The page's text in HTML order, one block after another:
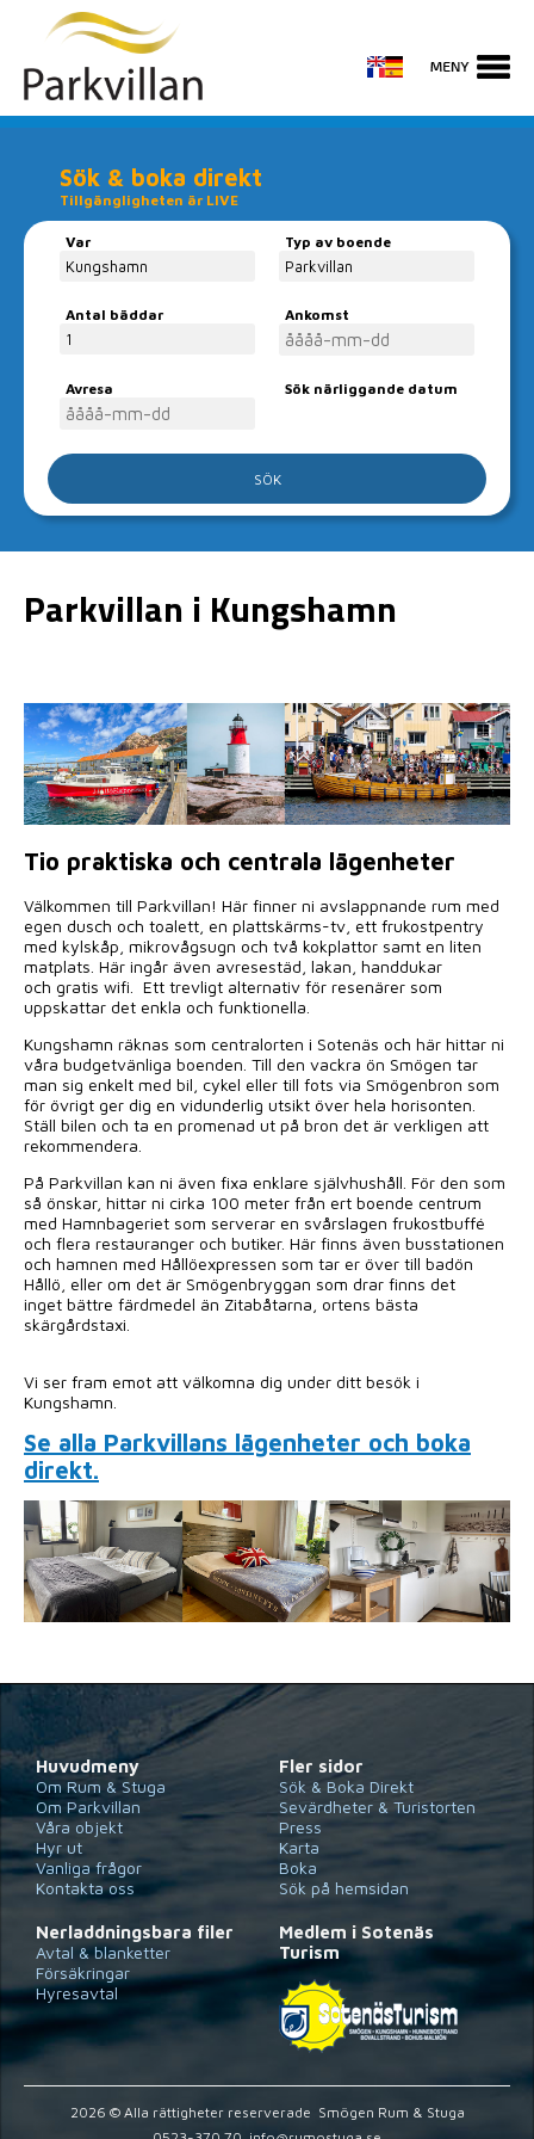
Sök & boka direkt
Tillgängligheten är LIVE
Var Typ av boende
Antal bäddar Ankomst
Avresa Sök närliggande datum
Centrala
lägenheter i
Kungshamn nära
Smögen.
och en kort båtfärd till Smögenbryggan.
Parkvillan i Kungshamn
Tio praktiska och centrala lägenheter
Välkommen till Parkvillan! Här finner ni avslappnande rum med
egen dusch och toalett, en plattskärms-tv, ett frukostpentry
med kylskåp, mikrovågsugn och två kokplattor samt en liten
matplats. Här ingår även avresestäd, lakan, handdukar
och gratis wifi. Ett trevligt alternativ för resenärer som
uppskattar det enkla och funktionella.
Kungshamn räknas som centralorten i Sotenäs och här hittar ni
våra budgetvänliga boenden. Till den vackra ön Smögen tar
man sig enkelt med bil, cykel eller till fots via Smögenbron som
för övrigt ger dig en vidunderlig utsikt över hela horisonten.
Ställ bilen och ta en promenad ut på bron det är verkligen att
rekommendera.
På Parkvillan kan ni även fixa enklare självhushåll. För den som
så önskar, hittar ni cirka 100 meter från ert boende centrum
med Hamnbageriet som serverar en svårslagen frukostbuffé
och flera restauranger och butiker. Här finns även busstationen
och hamnen med Hållöexpressen som tar er över till badön
Hållö, eller om det är Smögenbryggan som drar finns det
inget bättre färdmedel än Zitabåtarna, ortens bästa
skärgårdstaxi.
Vi ser fram emot att välkomna dig under ditt besök i
Kungshamn.
Se alla Parkvillans lägenheter och boka
direkt.
Huvudmeny
Om Rum & Stuga
Om Parkvillan
Våra objekt
Hyr ut
Vanliga frågor
Kontakta oss
Fler sidor
Sök & Boka Direkt
Sevärdheter & Turistorten
Press
Karta
Boka
Sök på hemsidan
Nerladdningsbara filer
Avtal & blanketter
Försäkringar
Hyresavtal
Medlem i Sotenäs
Turism
2026 © Alla rättigheter reserverade  Smögen Rum & Stuga